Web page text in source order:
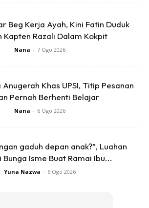
Beg Kerja Ayah, Kini Fatin Duduk
Kapten Razali Dalam Kokpit
Nana - 7 Ogo 2026
Khas UPSI, Titip Pesanan
Pernah Berhenti Belajar
Nana - 6 Ogo 2026
gaduh depan anak?”, Luahan
Bunga Isme Buat Ramai Ibu...
Yuna Nazwa - 6 Ogo 2026